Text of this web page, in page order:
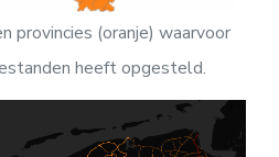
provincies (oranje) waarvoor
heeft opgesteld.